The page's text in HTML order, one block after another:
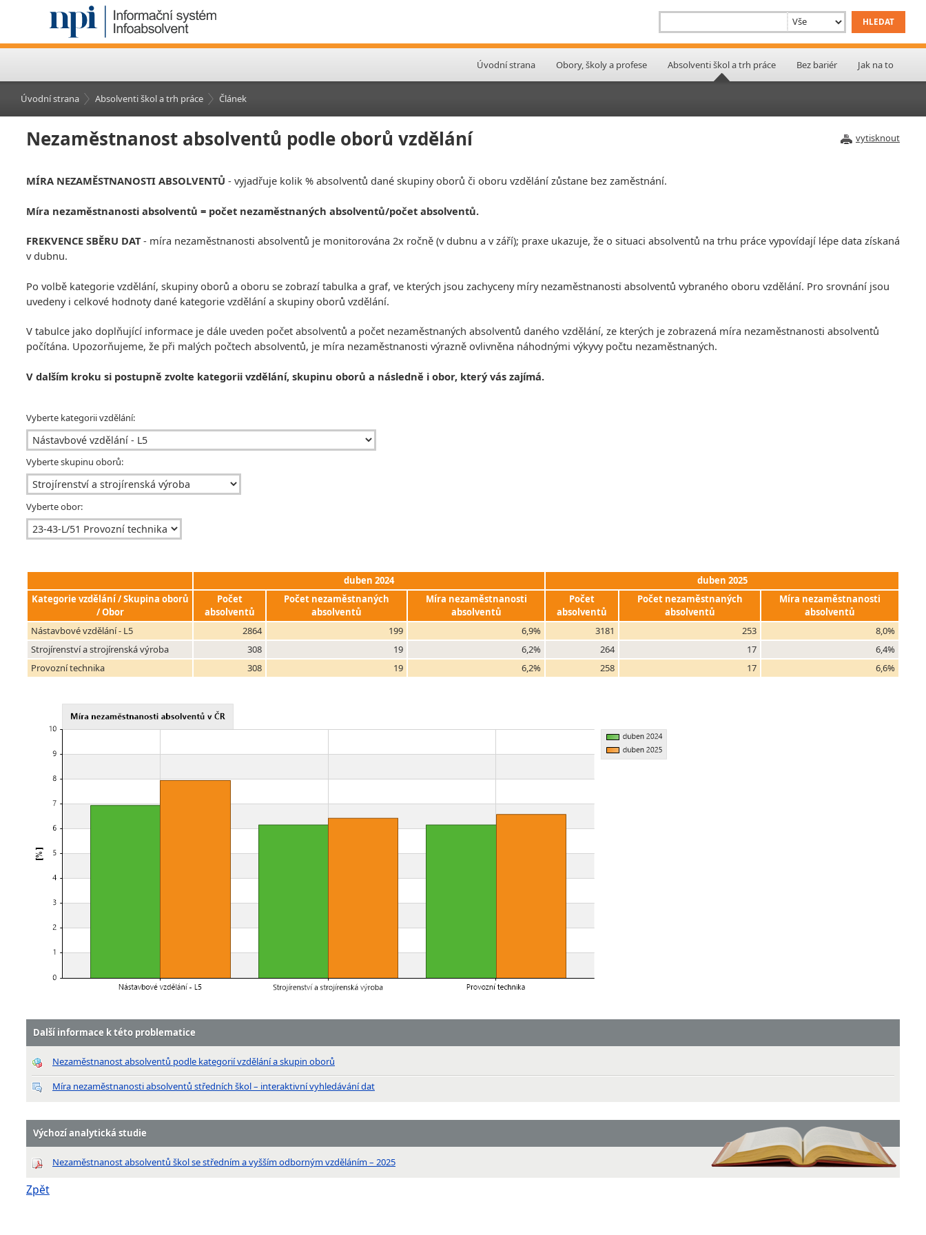
Úvodní strana Obory, školy a profese Absolventi škol a trh práce Bez bariér Jak na to
Úvodní strana Absolventi škol a trh práce Článek
vytisknout
Nezaměstnanost absolventů podle oborů vzdělání
MÍRA NEZAMĚSTNANOSTI ABSOLVENTŮ - vyjadřuje kolik % absolventů dané skupiny oborů či oboru vzdělání zůstane bez zaměstnání.
Míra nezaměstnanosti absolventů = počet nezaměstnaných absolventů/počet absolventů.
FREKVENCE SBĚRU DAT- míra nezaměstnanosti absolventů je monitorována 2x ročně (v dubnu a v září); praxe ukazuje, že o situaci absolventů na trhu práce vypovídají lépe data získaná
v dubnu.
Po volbě kategorie vzdělání, skupiny oborů a oboru se zobrazí tabulka a graf, ve kterých jsou zachyceny míry nezaměstnanosti absolventů vybraného oboru vzdělání. Pro srovnání jsou
uvedeny i celkové hodnoty dané kategorie vzdělání a skupiny oborů vzdělání.
V tabulce jako doplňující informace je dále uveden počet absolventů a počet nezaměstnaných absolventů daného vzdělání, ze kterých je zobrazená míra nezaměstnanosti absolventů
počítána. Upozorňujeme, že při malých počtech absolventů, je míra nezaměstnanosti výrazně ovlivněna náhodnými výkyvy počtu nezaměstnaných.
V dalším kroku si postupně zvolte kategorii vzdělání, skupinu oborů a následně i obor, který vás zajímá.
Vyberte kategorii vzdělání:
Vyberte skupinu oborů:
Vyberte obor:
duben 2024
duben 2025
Kategorie vzdělání / Skupina oborů
/ Obor
Počet
absolventů
Počet nezaměstnaných
absolventů
Míra nezaměstnanosti
absolventů
Počet
absolventů
Počet nezaměstnaných
absolventů
Míra nezaměstnanosti
absolventů
Nástavbové vzdělání - L5
2864 199 6,9% 3181 253
8,0%
Strojírenství a strojírenská výroba
308 19 6,2% 264 17
6,4%
Provozní technika
308 19 6,2% 258 17 6,6%
Další informace k této problematice
Nezaměstnanost absolventů podle kategorií vzdělání a skupin oborů
Míra nezaměstnanosti absolventů středních škol – interaktivní vyhledávání dat
Výchozí analytická studie
Nezaměstnanost absolventů škol se středním a vyšším odborným vzděláním – 2025
Zpět